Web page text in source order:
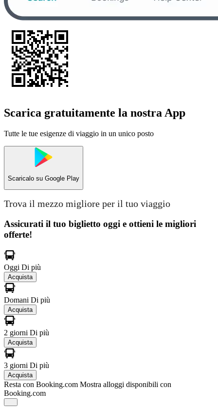
Scarica gratuitamente la nostra App
Tutte le tue esigenze di viaggio in un unico posto
Scaricalo su Google Play
Trova il mezzo migliore per il tuo viaggio
Assicurati il ​​tuo biglietto oggi e ottieni le migliori
offerte!
Oggi Di più
Acquista
Domani Di più
Acquista
2 giorni Di più
Acquista
3 giorni Di più
Acquista
Resta con Booking.com Mostra alloggi disponibili con
Booking.com